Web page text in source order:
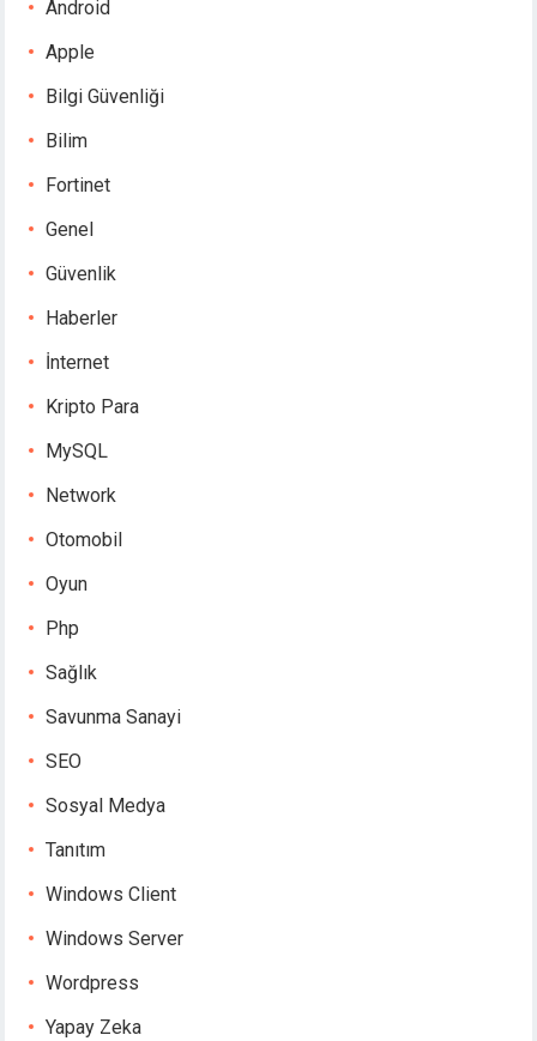
Android
Apple
Bilgi Güvenliği
Bilim
Fortinet
Genel
Güvenlik
Haberler
İnternet
Kripto Para
MySQL
Network
Otomobil
Oyun
Php
Sağlık
Savunma Sanayi
SEO
Sosyal Medya
Tanıtım
Windows Client
Windows Server
Wordpress
Yapay Zeka